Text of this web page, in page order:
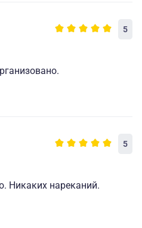
5
5
Никаких нареканий.